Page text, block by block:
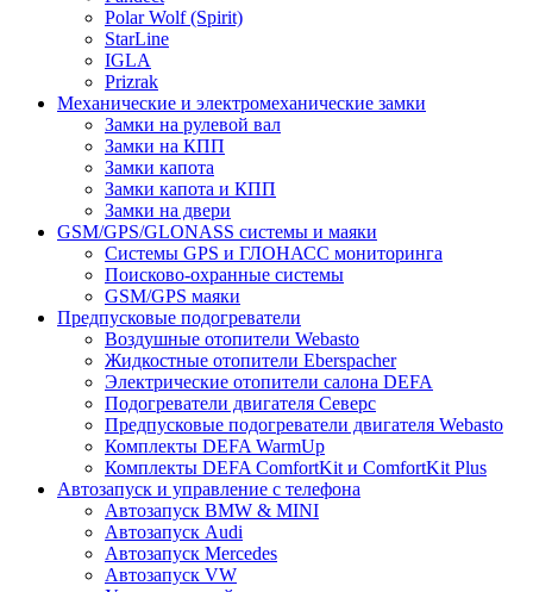
Polar Wolf (Spirit)
StarLine
IGLA
Prizrak
Механические и электромеханические замки
Замки на рулевой вал
Замки на КПП
Замки капота
Замки капота и КПП
Замки на двери
GSM/GPS/GLONASS системы и маяки
Системы GPS и ГЛОНАСС мониторинга
Поисково-охранные системы
GSM/GPS маяки
Предпусковые подогреватели
Воздушные отопители Webasto
Жидкостные отопители Eberspacher
Электрические отопители салона DEFA
Подогреватели двигателя Северс
Предпусковые подогреватели двигателя Webasto
Комплекты DEFA WarmUp
Комплекты DEFA ComfortKit и ComfortKit Plus
Автозапуск и управление с телефона
Автозапуск BMW & MINI
Автозапуск Audi
Автозапуск Mercedes
Автозапуск VW